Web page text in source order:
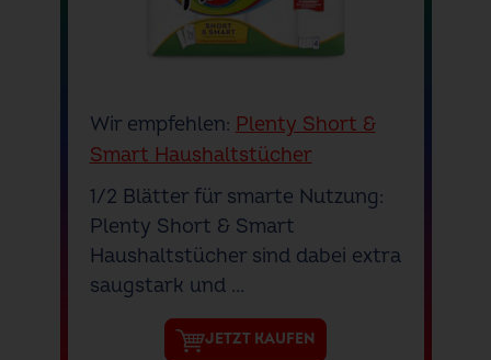
Wir empfehlen: Plenty Short &
Smart Haushaltstücher
1/2 Blätter für smarte Nutzung:
Plenty Short & Smart
Haushaltstücher sind dabei extra
saugstark und ...
JETZT KAUFEN